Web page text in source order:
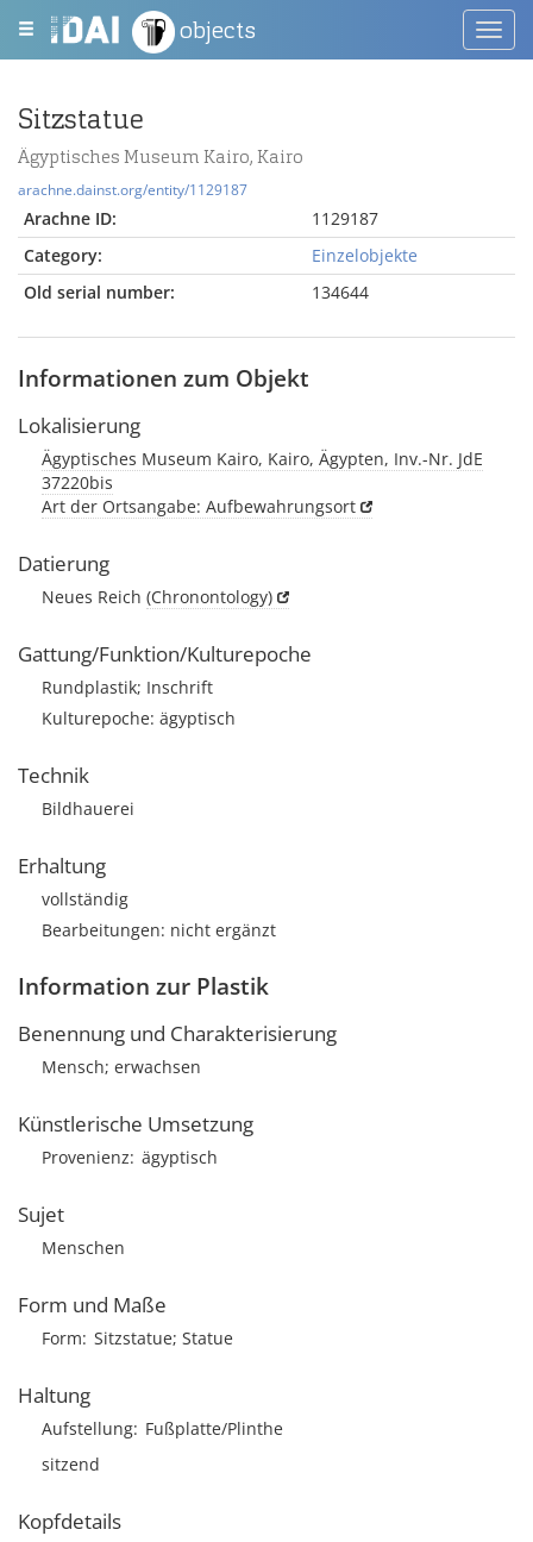
objects
Sitzstatue
Ägyptisches Museum Kairo, Kairo
arachne.dainst.org/entity/1129187
Arachne ID:
1129187
Category:
Einzelobjekte
Old serial number:
134644
Informationen zum Objekt
Lokalisierung
Ägyptisches Museum Kairo, Kairo, Ägypten, Inv.-Nr. JdE
37220bis
Art der Ortsangabe: Aufbewahrungsort
Datierung
Neues Reich (Chronontology)
Gattung/Funktion/Kulturepoche
Rundplastik; Inschrift
Kulturepoche: ägyptisch
Technik
Bildhauerei
Erhaltung
vollständig
Bearbeitungen: nicht ergänzt
Information zur Plastik
Benennung und Charakterisierung
Mensch; erwachsen
Künstlerische Umsetzung
Provenienz ägyptisch
Sujet
Menschen
Form und Maße
Form Sitzstatue; Statue
Haltung
Aufstellung Fußplatte/Plinthe
sitzend
Kopfdetails